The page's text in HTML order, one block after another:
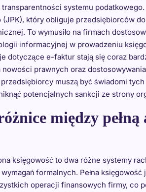
systemu
który obliguje przedsiębiorców
To wymusiło na firmach
informacyjnej w prowadzeniu
dotyczące e-faktur stają się coraz
nowości prawnych oraz
muszą być świadomi
potencjalnych sankcji ze strony
między
księgowość to dwa różne systemy
formalnych. Pełna
operacji finansowych firmy, co